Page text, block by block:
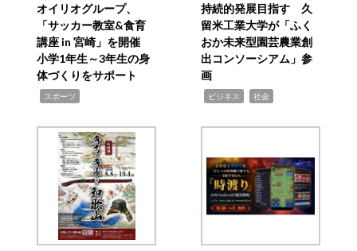
オイリオグループ、
「サッカー教室&食育
講座 in 宮崎」を開催
小学1年生～3年生の身
体づくりをサポート
スポーツ
持続的発展目指す 久
留米工業大学が「ふく
おか未来型園芸農業創
出コンソーシアム」参
画
ビジネス 社会